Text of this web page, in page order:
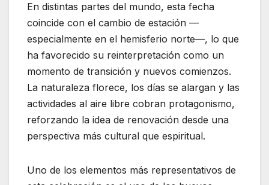
En distintas partes del mundo, esta fecha
coincide con el cambio de estación —
especialmente en el hemisferio norte—, lo que
ha favorecido su reinterpretación como un
momento de transición y nuevos comienzos.
La naturaleza florece, los días se alargan y las
actividades al aire libre cobran protagonismo,
reforzando la idea de renovación desde una
perspectiva más cultural que espiritual.
Uno de los elementos más representativos de